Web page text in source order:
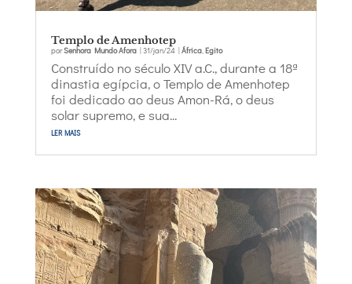
Templo de Amenhotep
porSenhora Mundo Afora| 31/jan/24| África, Egito
Construído no século XIV a.C., durante a 18ª
dinastia egípcia, o Templo de Amenhotep
foi dedicado ao deus Amon-Rá, o deus
solar supremo, e sua...
ler mais